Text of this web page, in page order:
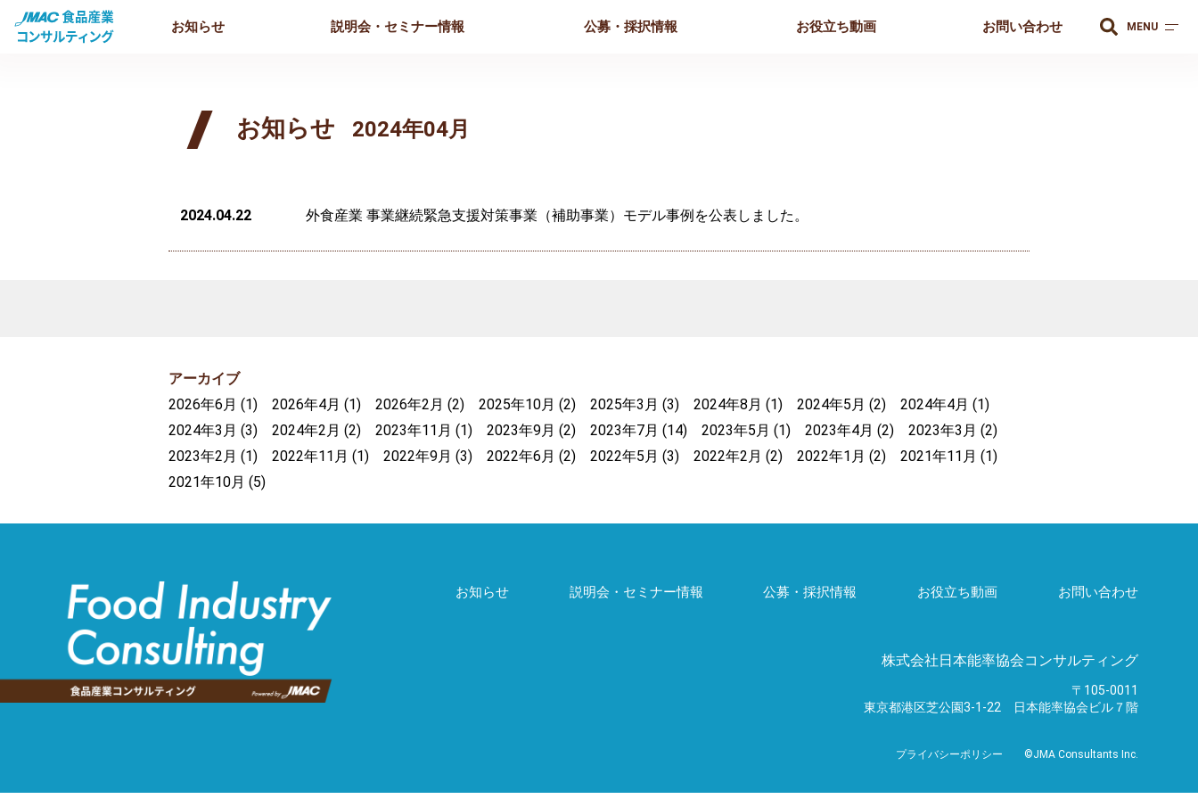
お知らせ 説明会・セミナー情報 公募・採択情報 お役立ち動画 お問い合わせ MENU
お知らせ 2024年04月
2024.04.22 外食産業 事業継続緊急支援対策事業（補助事業）モデル事例を公表しました。
アーカイブ
2026年6月 (1) 2026年4月 (1) 2026年2月 (2) 2025年10月 (2) 2025年3月 (3) 2024年8月 (1) 2024年5月 (2) 2024年4月 (1)
2024年3月 (3) 2024年2月 (2) 2023年11月 (1) 2023年9月 (2) 2023年7月 (14) 2023年5月 (1) 2023年4月 (2) 2023年3月 (2)
2023年2月 (1) 2022年11月 (1) 2022年9月 (3) 2022年6月 (2) 2022年5月 (3) 2022年2月 (2) 2022年1月 (2) 2021年11月 (1)
2021年10月 (5)
お知らせ 説明会・セミナー情報 公募・採択情報 お役立ち動画 お問い合わせ
株式会社日本能率協会コンサルティング
〒105-0011
東京都港区芝公園3-1-22 日本能率協会ビル７階
プライバシーポリシー ©JMA Consultants Inc.